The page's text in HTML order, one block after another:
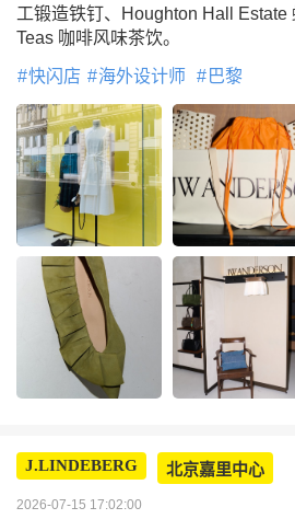
工锻造铁钉、Houghton Hall Estate
Teas 咖啡风味茶饮。
快闪店 海外设计师 巴黎
J.LINDEBERG 北京嘉里中心
2026-07-15 17:02:00